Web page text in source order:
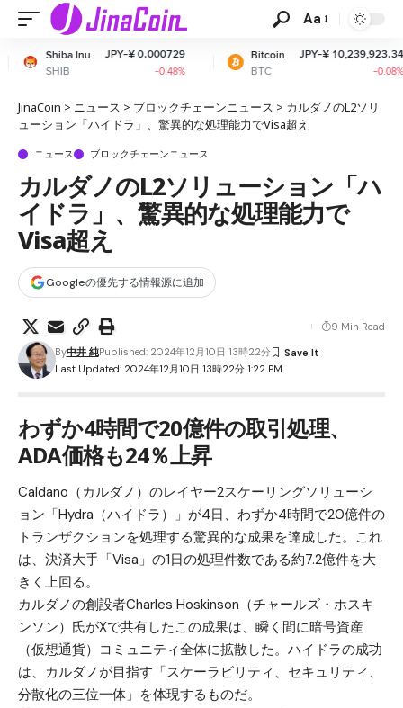
Aa
JPY-¥ 0.000729
-0.48%
Bitcoin
BTC
JPY-¥ 10,239,923.34
ETH
JinaCoin > ニュース > ブロックチェーンニュース > カルダノのL2ソリ
ューション「ハイドラ」、驚異的な処理能力でVisa超え
ニュース ブロックチェーンニュース
カルダノのL2ソリューション「ハ
イドラ」、驚異的な処理能力で
Visa超え
Googleの優先する情報源に追加
Last Updated: 2024年12月10日 13時22分 1:22 PM
By中井 純Published: 2024年12月10日 13時22分
9 Min Read
わずか4時間で20億件の取引処理、
ADA価格も24％上昇
Caldano（カルダノ）のレイヤー2スケーリングソリューシ
ョン「Hydra（ハイドラ）」が4日、わずか4時間で20億件の
トランザクションを処理する驚異的な成果を達成した。これ
は、決済大手「Visa」の1日の処理件数である約7.2億件を大
きく上回る。
カルダノの創設者Charles Hoskinson（チャールズ・ホスキ
ンソン）氏がXで共有したこの成果は、瞬く間に暗号資産
（仮想通貨）コミュニティ全体に拡散した。ハイドラの成功
は、カルダノが目指す「スケーラビリティ、セキュリティ、
分散化の三位一体」を体現するものだ。